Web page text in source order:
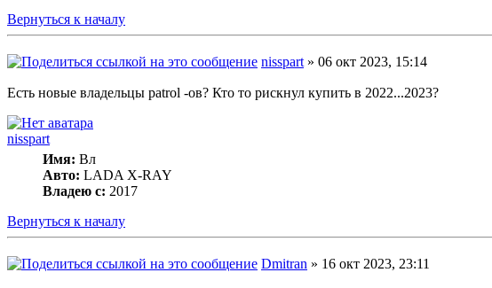
Вернуться к началу
nisspart » 06 окт 2023, 15:14
Есть новые владельцы patrol -ов? Кто то рискнул купить в 2022...2023?
nisspart
Имя: Вл
Авто: LADA X-RAY
Владею с: 2017
Вернуться к началу
Dmitran » 16 окт 2023, 23:11